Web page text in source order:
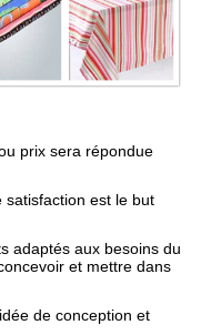
prix sera répondue
satisfaction est le but
adaptés aux besoins du
et mettre dans
de conception et